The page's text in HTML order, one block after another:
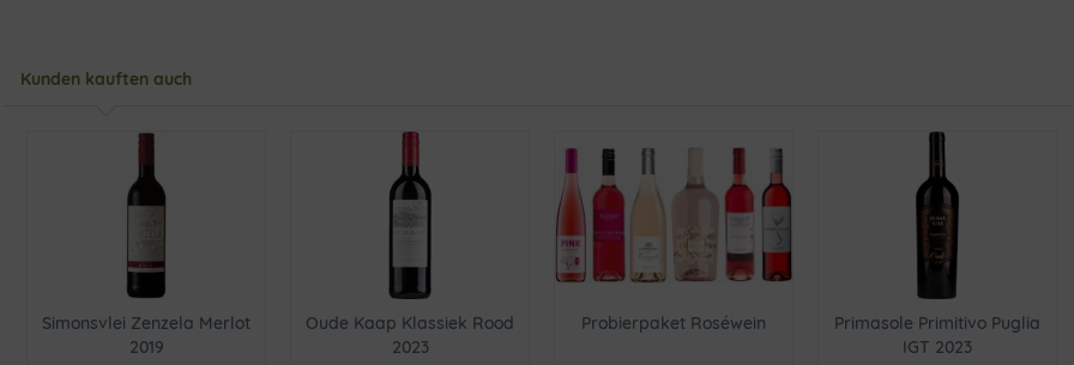
Kunden kauften auch
Simonsvlei Zenzela Merlot
2019
Oude Kaap Klassiek Rood
2023
Probierpaket Roséwein
Primasole Primitivo Puglia
IGT 2023